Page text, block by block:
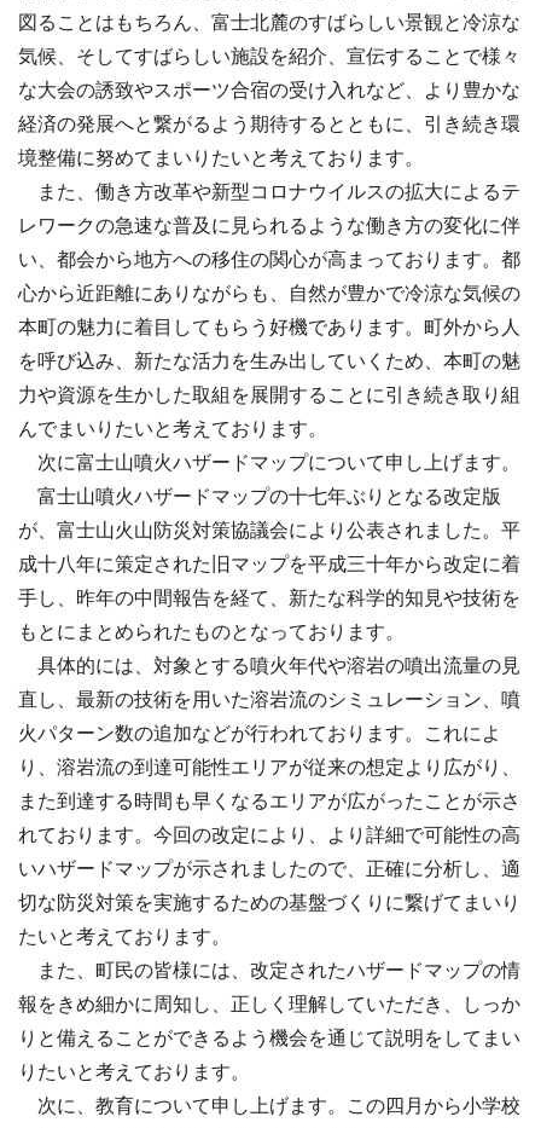
図ることはもちろん、富士北麓のすばらしい景観と冷涼な
気候、そしてすばらしい施設を紹介、宣伝することで様々
な大会の誘致やスポーツ合宿の受け入れなど、より豊かな
経済の発展へと繋がるよう期待するとともに、引き続き環
境整備に努めてまいりたいと考えております。
また、働き方改革や新型コロナウイルスの拡大によるテ
レワークの急速な普及に見られるような働き方の変化に伴
い、都会から地方への移住の関心が高まっております。都
心から近距離にありながらも、自然が豊かで冷涼な気候の
本町の魅力に着目してもらう好機であります。町外から人
を呼び込み、新たな活力を生み出していくため、本町の魅
力や資源を生かした取組を展開することに引き続き取り組
んでまいりたいと考えております。
次に富士山噴火ハザードマップについて申し上げます。
富士山噴火ハザードマップの十七年ぶりとなる改定版
が、富士山火山防災対策協議会により公表されました。平
成十八年に策定された旧マップを平成三十年から改定に着
手し、昨年の中間報告を経て、新たな科学的知見や技術を
もとにまとめられたものとなっております。
具体的には、対象とする噴火年代や溶岩の噴出流量の見
直し、最新の技術を用いた溶岩流のシミュレーション、噴
火パターン数の追加などが行われております。これによ
り、溶岩流の到達可能性エリアが従来の想定より広がり、
また到達する時間も早くなるエリアが広がったことが示さ
れております。今回の改定により、より詳細で可能性の高
いハザードマップが示されましたので、正確に分析し、適
切な防災対策を実施するための基盤づくりに繋げてまいり
たいと考えております。
また、町民の皆様には、改定されたハザードマップの情
報をきめ細かに周知し、正しく理解していただき、しっか
りと備えることができるよう機会を通じて説明をしてまい
りたいと考えております。
次に、教育について申し上げます。この四月から小学校